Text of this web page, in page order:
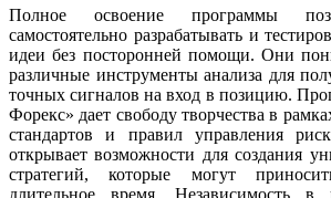
Полное освоение программы
самостоятельно разрабатывать и
идеи без посторонней помощи. Они
различные инструменты анализа для
точных сигналов на вход в позицию.
Форекс» дает свободу творчества в
стандартов и правил управления
открывает возможности для создания
стратегий, которые могут
длительное время. Независимость в